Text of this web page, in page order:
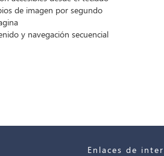
de imagen por segundo
y navegación secuencial
Enlaces de